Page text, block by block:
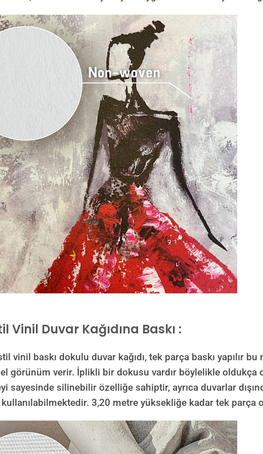
Vinil Duvar Kağıdına Baskı :
baskı dokulu duvar kağıdı, tek parça baskı yapılır bu
görünüm verir. İplikli bir dokusu vardır böylelikle oldukça
sayesinde silinebilir özelliğe sahiptir, ayrıca duvarlar
3,20 metre yüksekliğe kadar tek parça